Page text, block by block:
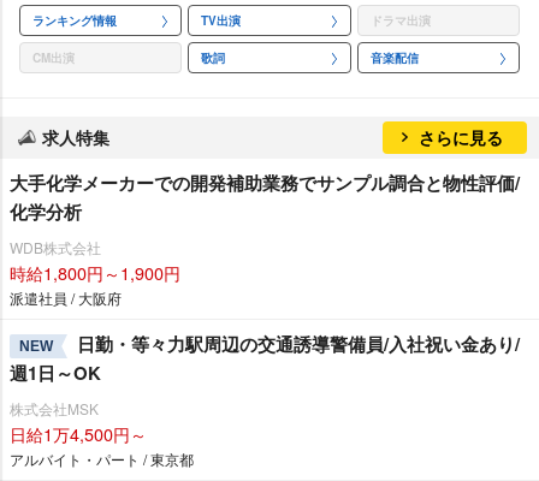
ランキング情報 TV出演 ドラマ出演
CM出演 歌詞 音楽配信
求人特集 さらに見る
大手化学メーカーでの開発補助業務でサンプル調合と物性評価/
化学分析
WDB株式会社
時給1,800円～1,900円
派遣社員 / 大阪府
NEW
日勤・等々力駅周辺の交通誘導警備員/入社祝い金あり/
週1日～OK
株式会社MSK
日給1万4,500円～
アルバイト・パート / 東京都